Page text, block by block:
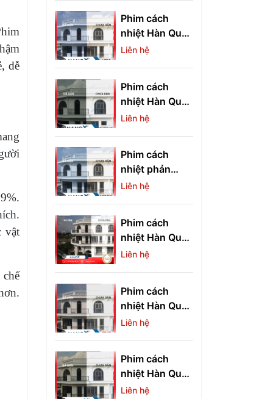
dễ
vật
Phim cách
nhiệt Hàn Quốc
VB 15
Liên hệ
Phim cách
nhiệt Hàn Quốc
Black 10
Liên hệ
Phim cách
nhiệt phản
quang Hàn
Liên hệ
Phim cách
nhiệt Hàn Quốc
S20
Liên hệ
Phim cách
nhiệt Hàn Quốc
CX15
Liên hệ
Phim cách
nhiệt Hàn Quốc
A5
Liên hệ